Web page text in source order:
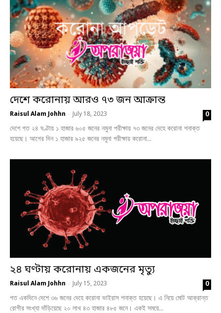
দেশে করোনায় আরও ৭৩ জন আক্রান্ত
Raisul Alam Johhn - July 18, 2023
0
দেশে গত ২৪ ঘণ্টায় ১ হাজার ৬০৫ জনের নমুনা পরীক্ষায় ৭৩ জনের দেহে করোনা শনাক্ত
হয়েছে। আগের দিন ১ হাজার ৯২৫ জনের নমুনা পরীক্ষায় করোনা...
২৪ ঘণ্টায় করোনায় একজনের মৃত্যু
Raisul Alam Johhn - July 15, 2023
0
গত একদিনে দেশে ৩৬ জনের দেহে করোনা ভাইরাস শনাক্ত হয়েছে। এ নিয়ে মোট আক্রান্ত
রোগীর সংখ্যা দাঁড়িয়েছে ২০ লাখ ৪৩ হাজার ৪৮৫ জনে। একই সময়ে...